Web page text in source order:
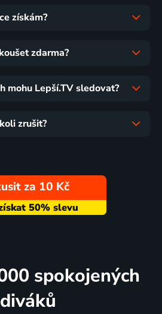
získám?
zdarma?
mohu Lepší.TV sledovat?
zrušit?
za 10 Kč
spokojených
diváků